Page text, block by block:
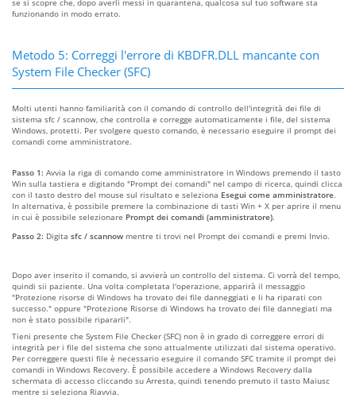
funzionando in modo errato.
Metodo 5: Correggi l'errore di KBDFR.DLL mancante con
System File Checker (SFC)
Molti utenti hanno familiarità con il comando di controllo dell'integrità dei file di
sistema sfc / scannow, che controlla e corregge automaticamente i file, del sistema
Windows, protetti. Per svolgere questo comando, è necessario eseguire il prompt dei
comandi come amministratore.
Passo 1: Avvia la riga di comando come amministratore in Windows premendo il tasto
Win sulla tastiera e digitando "Prompt dei comandi" nel campo di ricerca, quindi clicca
con il tasto destro del mouse sul risultato e seleziona Esegui come amministratore.
In alternativa, è possibile premere la combinazione di tasti Win + X per aprire il menu
in cui è possibile selezionare Prompt dei comandi (amministratore).
Passo 2: Digita sfc / scannow mentre ti trovi nel Prompt dei comandi e premi Invio.
Dopo aver inserito il comando, si avvierà un controllo del sistema. Ci vorrà del tempo,
quindi sii paziente. Una volta completata l'operazione, apparirà il messaggio
"Protezione risorse di Windows ha trovato dei file danneggiati e li ha riparati con
successo." oppure "Protezione Risorse di Windows ha trovato dei file dannegiati ma
non è stato possibile ripararli".
Tieni presente che System File Checker (SFC) non è in grado di correggere errori di
integrità per i file del sistema che sono attualmente utilizzati dal sistema operativo.
Per correggere questi file è necessario eseguire il comando SFC tramite il prompt dei
comandi in Windows Recovery. È possibile accedere a Windows Recovery dalla
schermata di accesso cliccando su Arresta, quindi tenendo premuto il tasto Maiusc
mentre si seleziona Riavvia.